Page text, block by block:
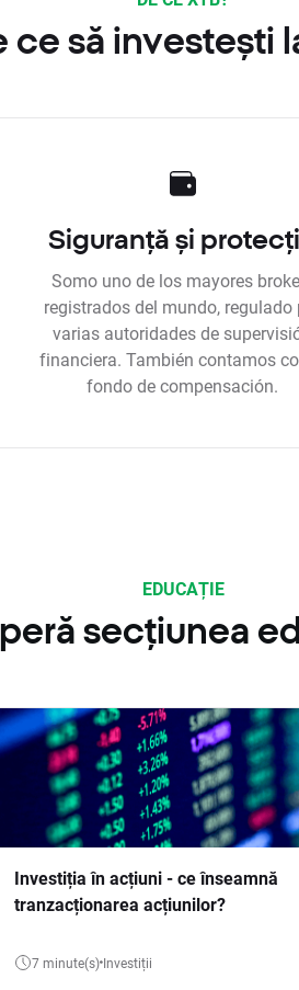
ce să investești
Siguranță și
Somo uno de los mayores
registrados del mundo, regulado
varias autoridades de
financiera. También contamos
fondo de compensación.
EDUCAȚIE
secțiunea
Investiția în acțiuni - ce înseamnă
tranzacționarea acțiunilor?
7 minute(s) Investiții